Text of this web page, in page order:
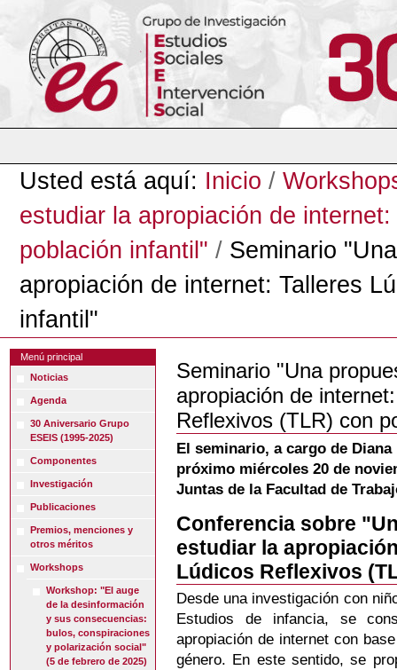
contenido.
navegación
Herramientas
Usted está aquí: Inicio /
estudiar la apropiación de
población infantil" / Seminario
apropiación de internet: Talleres
infantil"
Menú principal
Noticias
Agenda
30 Aniversario Grupo
ESEIS (1995-2025)
Componentes
Investigación
Publicaciones
Premios, menciones y
otros méritos
Workshops
Workshop: "El auge
de la desinformación
y sus consecuencias:
bulos, conspiraciones
y polarización social"
(5 de febrero de 2025)
Seminario "Una
apropiación de
Reflexivos (TLR) con
El seminario, a cargo de
próximo miércoles 20 de
Juntas de la Facultad de
Conferencia sobre
estudiar la
Lúdicos Reflexivos
Desde una investigación con
Estudios de infancia, se
apropiación de internet con
género. En este sentido, se